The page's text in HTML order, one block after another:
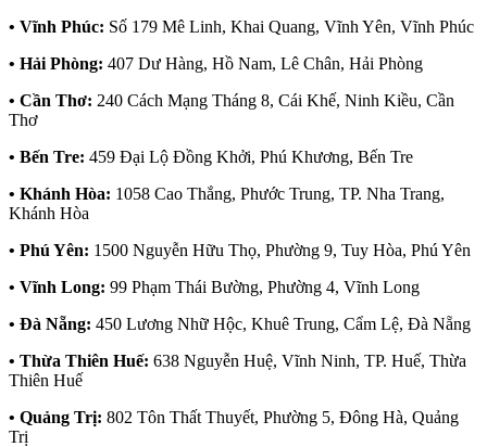
• Vĩnh Phúc: Số 179 Mê Linh, Khai Quang, Vĩnh Yên, Vĩnh Phúc
• Hải Phòng: 407 Dư Hàng, Hồ Nam, Lê Chân, Hải Phòng
• Cần Thơ: 240 Cách Mạng Tháng 8, Cái Khế, Ninh Kiều, Cần
Thơ
• Bến Tre: 459 Đại Lộ Đồng Khởi, Phú Khương, Bến Tre
• Khánh Hòa: 1058 Cao Thắng, Phước Trung, TP. Nha Trang,
Khánh Hòa
• Phú Yên: 1500 Nguyễn Hữu Thọ, Phường 9, Tuy Hòa, Phú Yên
• Vĩnh Long: 99 Phạm Thái Bường, Phường 4, Vĩnh Long
• Đà Nẵng: 450 Lương Nhữ Hộc, Khuê Trung, Cẩm Lệ, Đà Nẵng
• Thừa Thiên Huế: 638 Nguyễn Huệ, Vĩnh Ninh, TP. Huế, Thừa
Thiên Huế
• Quảng Trị: 802 Tôn Thất Thuyết, Phường 5, Đông Hà, Quảng
Trị